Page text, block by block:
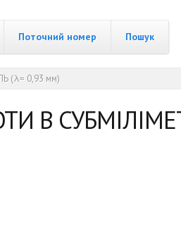
Поточний номер Пошук
(λ= 0,93 мм)
В